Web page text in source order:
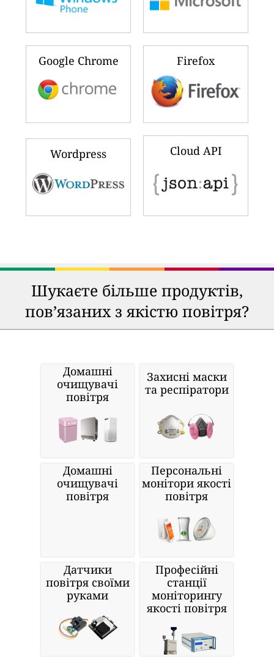
Google Chrome Firefox
Wordpress Cloud API
Шукаєте більше продуктів,
пов’язаних з якістю повітря?
Домашні
очищувачі
повітря
Захисні маски
та респіратори
Домашні
очищувачі
повітря
Персональні
монітори якості
повітря
Датчики
повітря своїми
руками
Професійні
станції
моніторингу
якості повітря